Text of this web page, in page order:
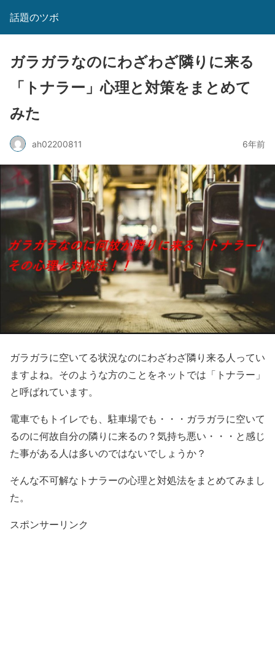
話題のツボ
ガラガラなのにわざわざ隣りに来る
「トナラー」心理と対策をまとめて
みた
ah02200811 6年前
ガラガラに空いてる状況なのにわざわざ隣り来る人ってい
ますよね。そのような方のことをネットでは「トナラー」
と呼ばれています。
電車でもトイレでも、駐車場でも・・・ガラガラに空いて
るのに何故自分の隣りに来るの？気持ち悪い・・・と感じ
た事がある人は多いのではないでしょうか？
そんな不可解なトナラーの心理と対処法をまとめてみまし
た。
スポンサーリンク